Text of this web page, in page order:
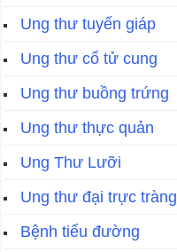
Ung thư tuyến giáp
Ung thư cổ tử cung
Ung thư buồng trứng
Ung thư thực quản
Ung Thư Lưỡi
Ung thư đại trực tràng
Bệnh tiểu đường